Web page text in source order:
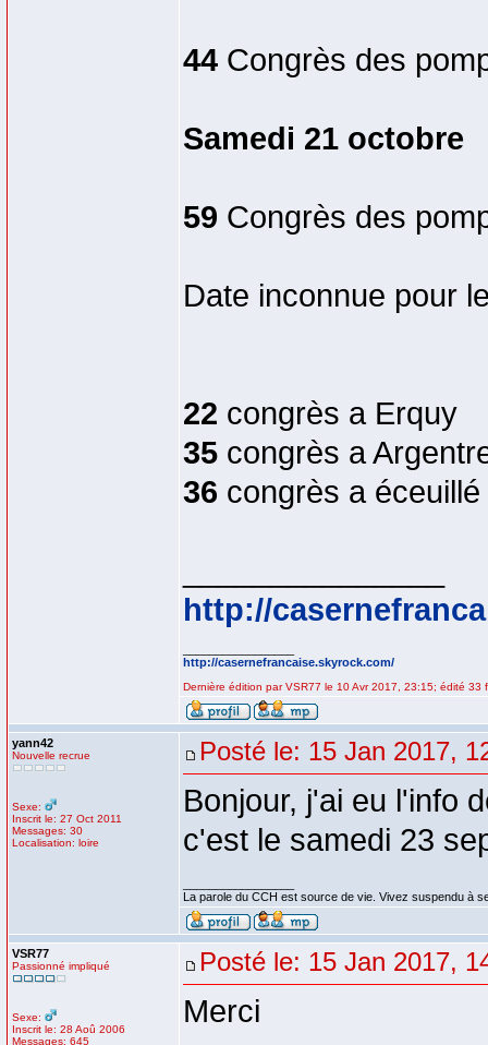
44 Congrès des
Samedi 21 octobre
59 Congrès des
Date inconnue pour
22 congrès a Erquy
35 congrès a
36 congrès a éceuillé
http://
http://casernefrancaise.skyrock.com/
Dernière édition par VSR77 le 10 Avr 2017, 23:15; édité 33
yann42
Nouvelle recrue
Sexe:
Inscrit le: 27 Oct 2011
Messages: 30
Localisation: loire
Posté le: 15 Jan 2017,
Bonjour, j'ai eu l'info
c'est le samedi 23
La parole du CCH est source de vie. Vivez suspendu à
VSR77
Passionné impliqué
Sexe:
Inscrit le: 28 Aoû 2006
Messages: 645
Posté le: 15 Jan 2017,
Merci